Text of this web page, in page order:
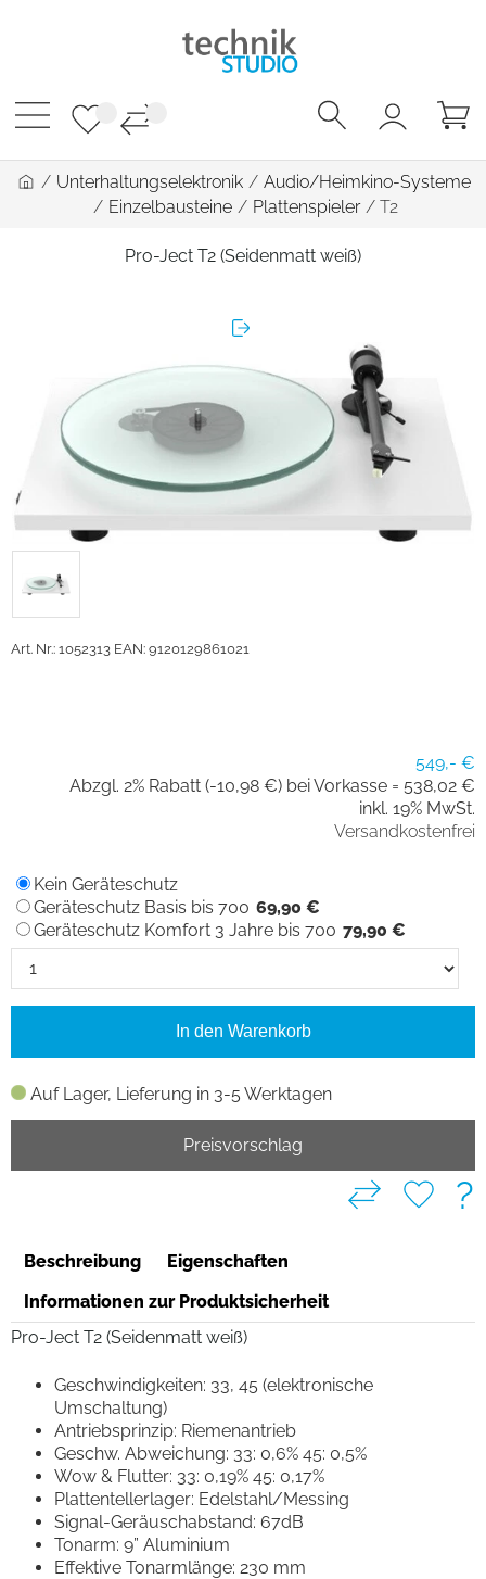
/ Unterhaltungselektronik / Audio/Heimkino-Systeme
/ Einzelbausteine / Plattenspieler/ T2
Pro-Ject T2 (Seidenmatt weiß)
Art. Nr.: 1052313 EAN: 9120129861021
549,- €
Abzgl. 2% Rabatt (-10,98 €) bei Vorkasse = 538,02 €
inkl. 19% MwSt.
Versandkostenfrei
Auf Lager, Lieferung in 3-5 Werktagen
Kein Geräteschutz
Geräteschutz Basis bis 700 69,90 €
Geräteschutz Komfort 3 Jahre bis 700 79,90 €
In den Warenkorb
Preisvorschlag
?
Beschreibung
Eigenschaften
Informationen zur Produktsicherheit
Pro-Ject T2 (Seidenmatt weiß)
Geschwindigkeiten: 33, 45 (elektronische
Umschaltung)
Antriebsprinzip: Riemenantrieb
Geschw. Abweichung: 33: 0,6% 45: 0,5%
Wow & Flutter: 33: 0,19% 45: 0,17%
Plattentellerlager: Edelstahl/Messing
Signal-Geräuschabstand: 67dB
Tonarm: 9” Aluminium
Effektive Tonarmlänge: 230 mm